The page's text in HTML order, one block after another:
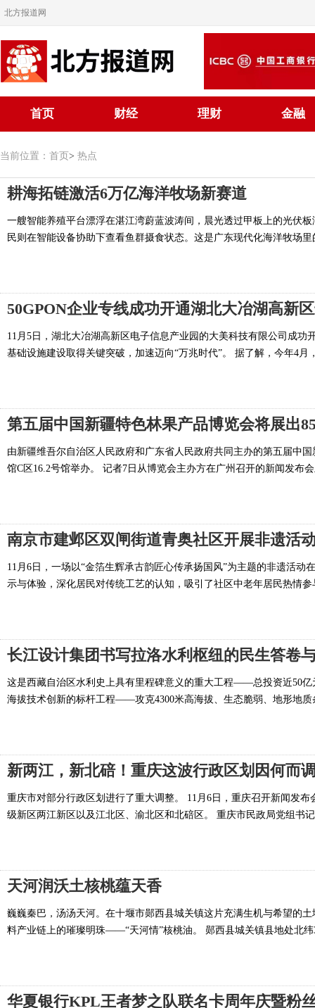
北方报道网
首页 财经 理财 金融
当前位置： 首页 > 热点
耕海拓链激活6万亿海洋牧场新赛道
一艘智能养殖平台漂浮在湛江湾蔚蓝波涛间，晨光透过甲板上的光伏
民则在智能设备协助下查看鱼群摄食状态。这是广东现代化海洋牧场
50GPON企业专线成功开通湖北大冶湖高新
11月5日，湖北大冶湖高新区电子信息产业园的大美科技有限公司成
基础设施建设取得关键突破，加速迈向“万兆时代”。 据了解，今年4月
第五届中国新疆特色林果产品博览会将展出
由新疆维吾尔自治区人民政府和广东省人民政府共同主办的第五届中
馆C区16.2号馆举办。 记者7日从博览会主办方在广州召开的新闻发布
南京市建邺区双闸街道青奥社区开展非遗活
11月6日，一场以“金箔生辉承古韵匠心传承扬国风”为主题的非遗活
示与体验，深化居民对传统工艺的认知，吸引了社区中老年居民热情
长江设计集团书写拉洛水利枢纽的民生答卷
这是西藏自治区水利史上具有里程碑意义的重大工程——总投资近50
海拔技术创新的标杆工程——攻克4300米高海拔、生态脆弱、地形地质
新两江，新北碚！重庆这波行政区划因何而
重庆市对部分行政区划进行了重大调整。 11月6日，重庆召开新闻发
级新区两江新区以及江北区、渝北区和北碚区。 重庆市民政局党组书
天河润沃土核桃蕴天香
巍巍秦巴，汤汤天河。在十堰市郧西县城关镇这片充满生机与希望的
料产业链上的璀璨明珠——“天河情”核桃油。 郧西县城关镇县地处北纬
华夏银行KPL王者梦之队联名卡周年庆暨粉